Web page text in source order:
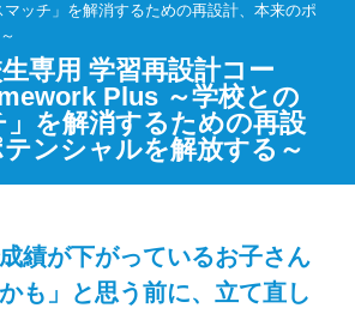
ッチ」を解消するための再設計、本来のポ
生専用 学習再設計コー
Plus ～学校との
」を解消するための再設
ンシャルを解放する～
績が下がっているお子さん
も」と思う前に、立て直し